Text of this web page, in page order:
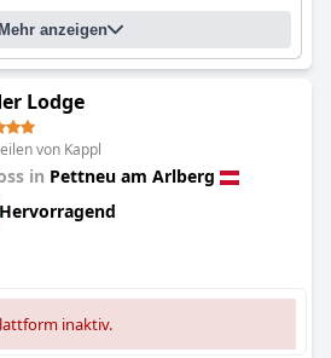
Mehr anzeigen
Lodge
von Kappl
in Pettneu am Arlberg
Hervorragend
inaktiv.